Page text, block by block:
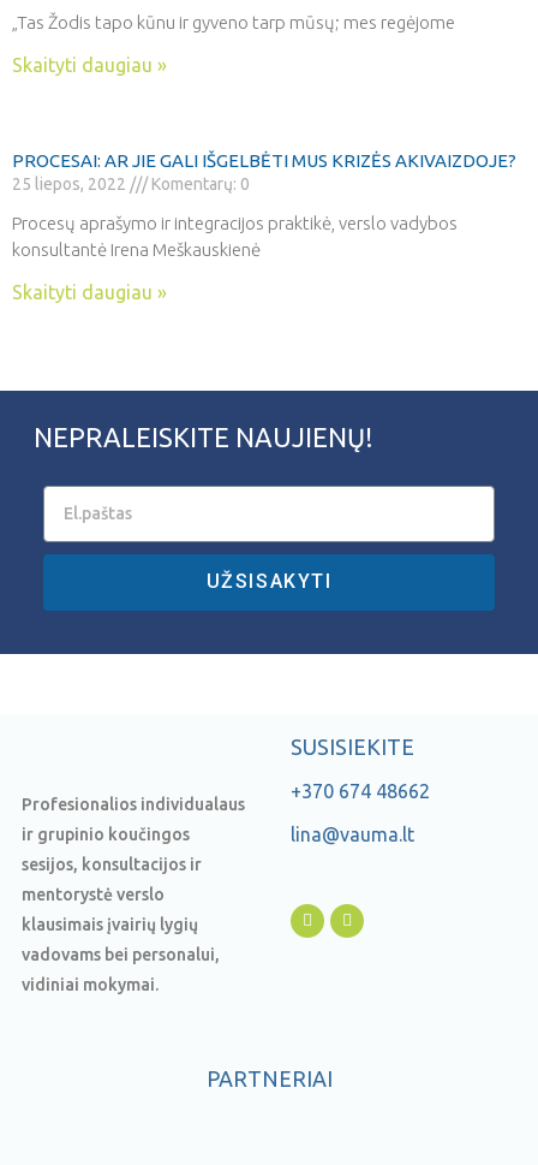
„Tas Žodis tapo kūnu ir gyveno tarp mūsų; mes regėjome
Skaityti daugiau »
PROCESAI: AR JIE GALI IŠGELBĖTI MUS KRIZĖS AKIVAIZDOJE?
25 liepos, 2022 Komentarų: 0
Procesų aprašymo ir integracijos praktikė, verslo vadybos
konsultantė Irena Meškauskienė
Skaityti daugiau »
NEPRALEISKITE NAUJIENŲ!
UŽSISAKYTI
Profesionalios individualaus
ir grupinio koučingos
sesijos, konsultacijos ir
mentorystė verslo
klausimais įvairių lygių
vadovams bei personalui,
vidiniai mokymai.
SUSISIEKITE
+370 674 48662
lina@vauma.lt
PARTNERIAI